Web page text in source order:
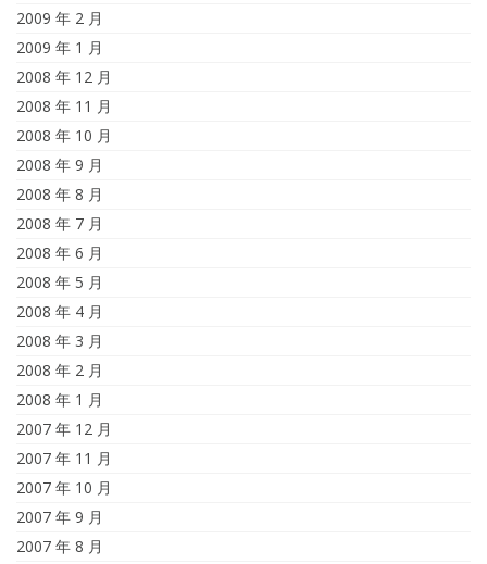
2009 年 2 月
2009 年 1 月
2008 年 12 月
2008 年 11 月
2008 年 10 月
2008 年 9 月
2008 年 8 月
2008 年 7 月
2008 年 6 月
2008 年 5 月
2008 年 4 月
2008 年 3 月
2008 年 2 月
2008 年 1 月
2007 年 12 月
2007 年 11 月
2007 年 10 月
2007 年 9 月
2007 年 8 月